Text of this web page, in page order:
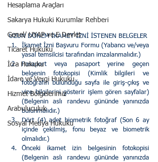
Hesaplama Araçları
Sakarya Hukuki Kurumlar Rehberi
Genel/ UYAP ve E Devlet
Ticaret Hukuku
İcra Hukuku
İdare ve Vergi Hukuku
Hizmet Bölgelerimiz
Arabuluculuk
Sosyal Medya Hukuku
UZUN DÖNEM İKAMET İZNİ İSTENEN BELGELER
İkamet İzni Başvuru Formu (Yabancı ve/veya
yasal temsilcisi tarafından imzalanmalıdır.)
Pasaport veya pasaport yerine geçen
belgenin fotokopisi (Kimlik bilgileri ve
fotoğrafın bulunduğu sayfa ile giriş-çıkış ve
vize bilgilerini gösterir işlem gören sayfalar)
(Belgenin aslı randevu gününde yanınızda
bulunmalıdır.)
Dört (4) adet biometrik fotoğraf (Son 6 ay
içinde çekilmiş, fonu beyaz ve biometrik
olmalıdır.)
Önceki ikamet izin belgesinin fotokopisi
(Belgenin aslı randevu gününde yanınızda